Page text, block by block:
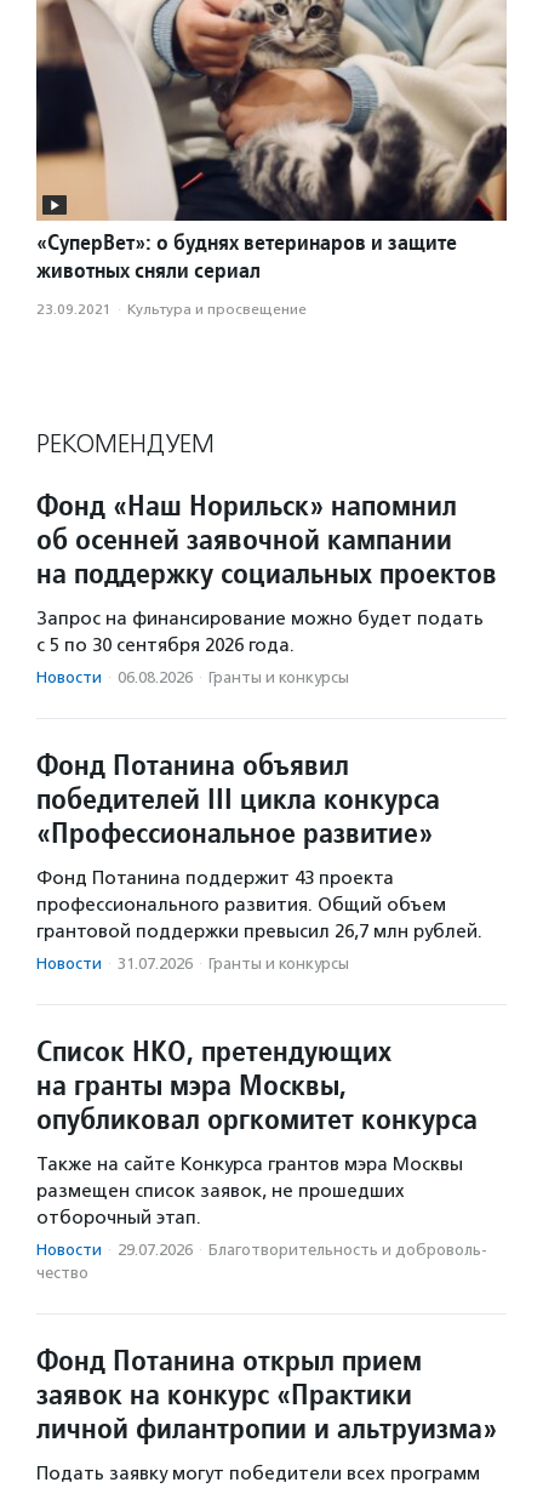
«СуперВет»: о буднях ветеринаров и защите
животных сняли сериал
23.09.2021 · Культура и просвещение
РЕКОМЕНДУЕМ
Фонд «Наш Норильск» напомнил
об осенней заявочной кампании
на поддержку социальных проектов
Запрос на финансирование можно будет подать
с 5 по 30 сентября 2026 года.
Новости · 06.08.2026 · Гранты и конкурсы
Фонд Потанина объявил
победителей III цикла конкурса
«Профессиональное развитие»
Фонд Потанина поддержит 43 проекта
профессионального развития. Общий объем
грантовой поддержки превысил 26,7 млн рублей.
Новости · 31.07.2026 · Гранты и конкурсы
Список НКО, претендующих
на гранты мэра Москвы,
опубликовал оргкомитет конкурса
Также на сайте Конкурса грантов мэра Москвы
размещен список заявок, не прошедших
отборочный этап.
Новости · 29.07.2026 · Благотвори­тель­ность и доброволь­
чест­во
Фонд Потанина открыл прием
заявок на конкурс «Практики
личной филантропии и альтруизма»
Подать заявку могут победители всех программ